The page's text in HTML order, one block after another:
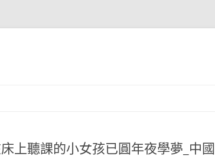
上聽課的小女孩已圓年夜學夢_中國